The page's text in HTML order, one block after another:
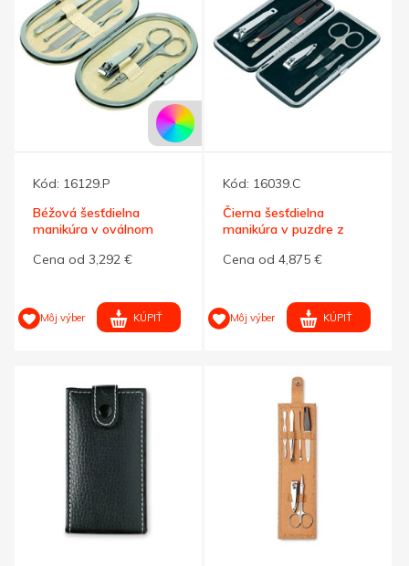
Kód: 16129.P
Béžová šesťdielna
manikúra v oválnom
Cena od 3,292 €
Môj výber KÚPIŤ
Kód: 16039.C
Čierna šesťdielna
manikúra v puzdre z
Cena od 4,875 €
Môj výber KÚPIŤ